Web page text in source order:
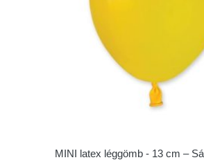
MINI latex léggömb - 13 cm –